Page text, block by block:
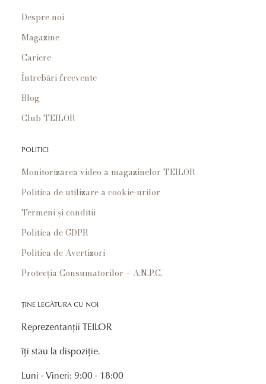
Despre noi
Magazine
Cariere
Întrebări frecvente
Blog
Club TEILOR
POLITICI
Monitorizarea video a magazinelor TEILOR
Politica de utilizare a cookie-urilor
Termeni și conditii
Politica de GDPR
Politica de Avertizori
Protecția Consumatorilor – A.N.P.C.
ȚINE LEGĂTURA CU NOI
Reprezentanții TEILOR
îți stau la dispoziție.
Luni - Vineri: 9:00 - 18:00